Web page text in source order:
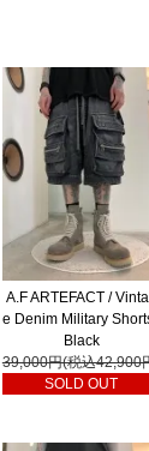
A.F ARTEFACT /
e Denim Military
Black
39,000円(税込42,900
SOLD OUT